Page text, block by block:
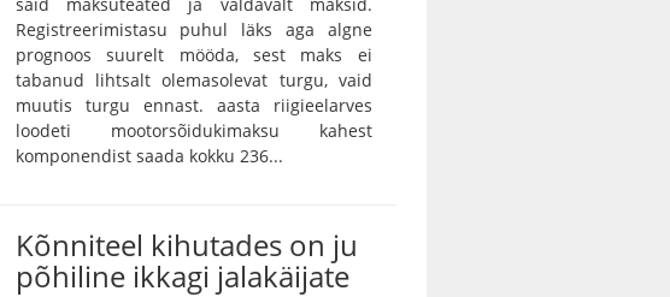
Registreerimistasu puhul läks aga algne
prognoos suurelt mööda, sest maks ei
tabanud lihtsalt olemasolevat turgu, vaid
muutis turgu ennast. aasta riigieelarves
loodeti mootorsõidukimaksu kahest
komponendist saada kokku 236...
Kõnniteel kihutades on ju
põhiline ikkagi jalakäijate